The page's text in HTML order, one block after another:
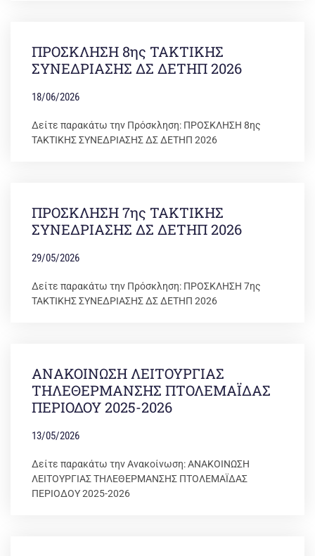
ΠΡΟΣΚΛΗΣΗ 8ης ΤΑΚΤΙΚΗΣ
ΣΥΝΕΔΡΙΑΣΗΣ ΔΣ ΔΕΤΗΠ 2026
18/06/2026
Δείτε παρακάτω την Πρόσκληση: ΠΡΟΣΚΛΗΣΗ 8ης
ΤΑΚΤΙΚΗΣ ΣΥΝΕΔΡΙΑΣΗΣ ΔΣ ΔΕΤΗΠ 2026
ΠΡΟΣΚΛΗΣΗ 7ης ΤΑΚΤΙΚΗΣ
ΣΥΝΕΔΡΙΑΣΗΣ ΔΣ ΔΕΤΗΠ 2026
29/05/2026
Δείτε παρακάτω την Πρόσκληση: ΠΡΟΣΚΛΗΣΗ 7ης
ΤΑΚΤΙΚΗΣ ΣΥΝΕΔΡΙΑΣΗΣ ΔΣ ΔΕΤΗΠ 2026
ΑΝΑΚΟΙΝΩΣΗ ΛΕΙΤΟΥΡΓΙΑΣ
ΤΗΛΕΘΕΡΜΑΝΣΗΣ ΠΤΟΛΕΜΑΪΔΑΣ
ΠΕΡΙΟΔΟΥ 2025-2026
13/05/2026
Δείτε παρακάτω την Ανακοίνωση: ΑΝΑΚΟΙΝΩΣΗ
ΛΕΙΤΟΥΡΓΙΑΣ ΤΗΛΕΘΕΡΜΑΝΣΗΣ ΠΤΟΛΕΜΑΪΔΑΣ
ΠΕΡΙΟΔΟΥ 2025-2026